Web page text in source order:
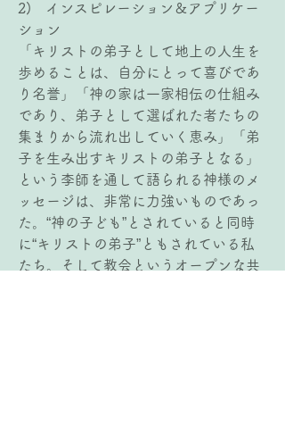
2)   インスピレーション＆アプリケー
ション
「キリストの弟子として地上の人生を
歩めることは、自分にとって喜びであ
り名誉」「神の家は一家相伝の仕組み
であり、弟子として選ばれた者たちの
集まりから流れ出していく恵み」「弟
子を生み出すキリストの弟子となる」
という李師を通して語られる神様のメ
ッセージは、非常に力強いものであっ
た。“神の子ども”とされていると同時
に“キリストの弟子”ともされている私
たち。そして教会というオープンな共